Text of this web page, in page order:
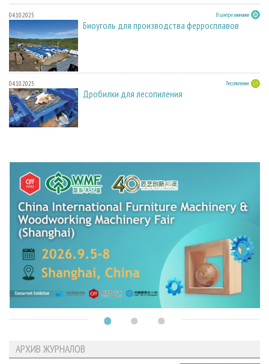
04.10.2025 В центре внимания
Биоуголь для производства ферросплавов
04.10.2025 Лесопиление
Дробилки для лесопиления
АРХИВ ЖУРНАЛОВ